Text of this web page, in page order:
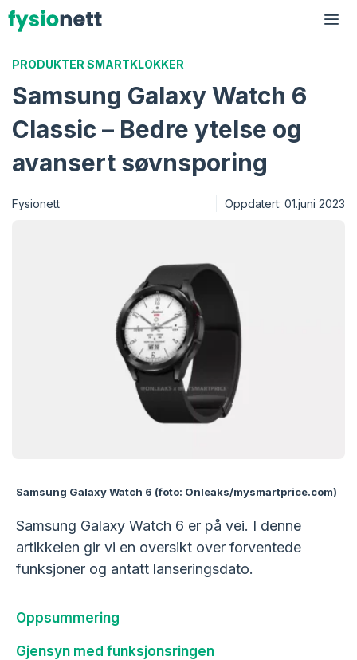
Hopp
til
PRODUKTER SMARTKLOKKER
Samsung Galaxy Watch 6
Classic – Bedre ytelse og
avansert søvnsporing
Fysionett Oppdatert: 01.juni 2023
Samsung Galaxy Watch 6 (foto: Onleaks/mysmartprice.com)
Samsung Galaxy Watch 6 er på vei. I denne
artikkelen gir vi en oversikt over forventede
funksjoner og antatt lanseringsdato.
Oppsummering
Gjensyn med funksjonsringen